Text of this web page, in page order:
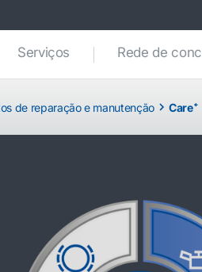
Serviços Rede de
de reparação e manutenção Care⁺